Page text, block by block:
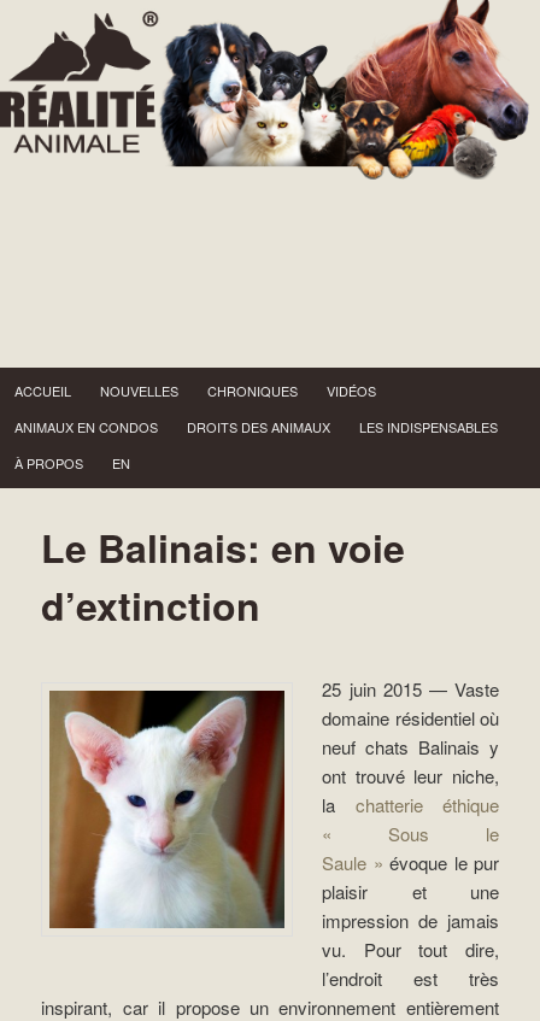
Menu principal
Aller au contenu principal
ACCUEIL NOUVELLES CHRONIQUES
VIDÉOS
ANIMAUX EN CONDOS
DROITS DES ANIMAUX
LES INDISPENSABLES
À PROPOS
EN
Le Balinais: en voie
d’extinction
25 juin 2015 — Vaste
domaine résidentiel où
neuf chats Balinais y
ont trouvé leur niche,
la chatterie éthique
« Sous le
Saule » évoque le pur
plaisir et une
impression de jamais
vu. Pour tout dire,
l’endroit est très
inspirant, car il propose un environnement entièrement